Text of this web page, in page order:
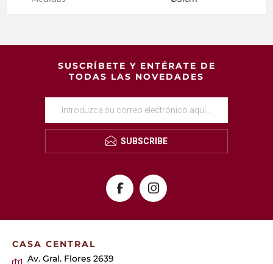
SUSCRÍBETE Y ENTÉRATE DE
TODAS LAS NOVEDADES
SUBSCRIBE
CASA CENTRAL
Av. Gral. Flores 2639